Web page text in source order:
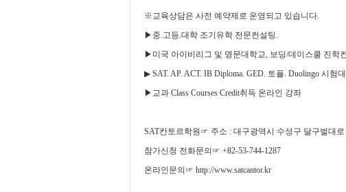
※ 교육상담은 사전 예약제로 운영되고 있습니다
▶ 중 고등 대학 조기유학 전문컨설팅
▶ 미국 아이비리그 및 명문대학교 보딩/데이스쿨 진학
▶ SAT. AP. ACT. IB Diploma. GED. 토플 . Duolingo 시험
▶ 교과 Class Courses Credit취득 온라인 강좌
SAT칸토르학원☞ 주소 : 대구광역시 수성구 달구벌대로
참가신청 전화문의☞ +82-53-744-1287
온라인문의☞ http://www.satcantor.kr